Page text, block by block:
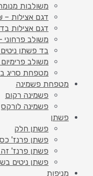
משולבות מנומר
דגם אצילות – 150₪
דגם אצילות בד פשתן –
משולב פרחוני – – 160₪
בד פשתן ניטים בשילוב
משולב פרימיום יהלום
מטפחת סריג
מטפחת פשמינה
פשמינה רקום
פשמינה לורקס
פשתן
פשתן חלק
פשתן פרנז' כסף
פשתן פרנז' זהב
פשתן ניטים בשילוב
מניפות